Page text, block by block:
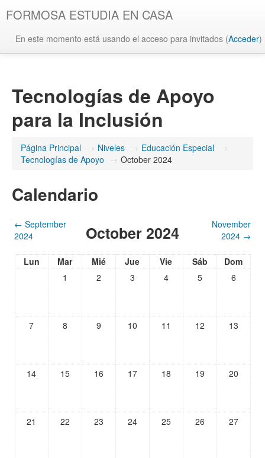
FORMOSA ESTUDIA EN CASA
En este momento está usando el acceso para invitados (Acceder)
Tecnologías de Apoyo
para la Inclusión
Página Principal → Niveles → Educación Especial →
Tecnologías de Apoyo → October 2024
Calendario
← September
2024
October 2024
November
2024 →
Lun Mar Mié Jue Vie Sáb
Dom
1
2 3 4 5 6
7 8 9 10 11 12 13
14 15 16 17 18 19 20
21 22 23 24 25 26 27